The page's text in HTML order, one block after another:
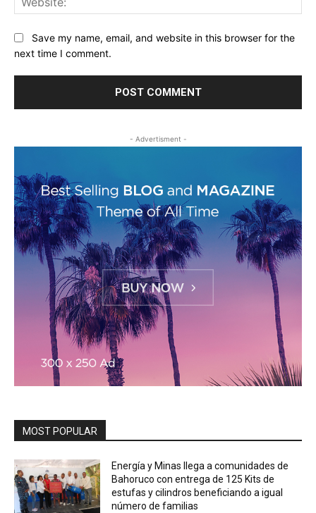
Save my name, email, and website in this browser for the
next time I comment.
- Advertisment -
MOST POPULAR
Energía y Minas llega a comunidades de
Bahoruco con entrega de 125 Kits de
estufas y cilindros beneficiando a igual
número de familias